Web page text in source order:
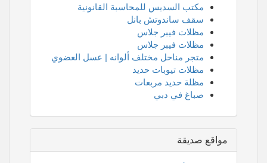
مكتب السديس للمحاسبة القانونية
سقف ساندوتش بانل
مظلات فيبر جلاس
مظلات فيبر جلاس
متجر مناحل مختلف ألوانه | عسل العضوي
مظلات تيوبات حديد
مظلة حديد مربعات
صباغ في دبي
مواقع صديقة